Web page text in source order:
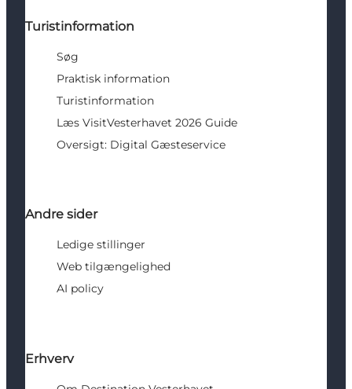
Turistinformation
Søg
Praktisk information
Turistinformation
Læs VisitVesterhavet 2026 Guide
Oversigt: Digital Gæsteservice
Andre sider
Ledige stillinger
Web tilgængelighed
AI policy
Erhverv